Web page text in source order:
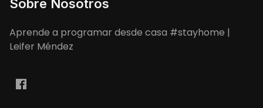
Sobre Nosotros
Aprende a programar desde casa #stayhome |
Leifer Méndez